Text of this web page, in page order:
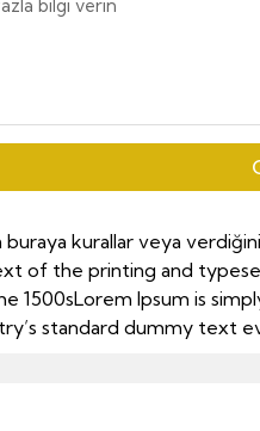
kurallar veya
of the printing and
1500sLorem Ipsum is
standard dummy text